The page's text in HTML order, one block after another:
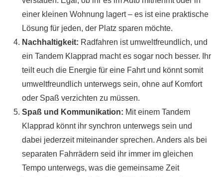
einer kleinen Wohnung lagert – es ist eine praktische
Lösung für jeden, der Platz sparen möchte.
Nachhaltigkeit: Radfahren ist umweltfreundlich, und
ein Tandem Klapprad macht es sogar noch besser. Ihr
teilt euch die Energie für eine Fahrt und könnt somit
umweltfreundlich unterwegs sein, ohne auf Komfort
oder Spaß verzichten zu müssen.
Spaß und Kommunikation: Mit einem Tandem
Klapprad könnt ihr synchron unterwegs sein und
dabei jederzeit miteinander sprechen. Anders als bei
separaten Fahrrädern seid ihr immer im gleichen
Tempo unterwegs, was die gemeinsame Zeit